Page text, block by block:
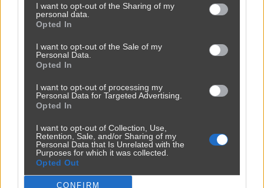
I want to opt-out of the Sharing of my
personal data.
Opted In
I want to opt-out of the Sale of my
Personal Data.
Opted In
I want to opt-out of processing my
Personal Data for Targeted Advertising.
Opted In
I want to opt-out of Collection, Use,
Retention, Sale, and/or Sharing of my
Personal Data that Is Unrelated with the
Purposes for which it was collected.
Opted Out
CONFIRM
Prawdziwy szok
przezTYGRYS-1984— 6 miesięcy temu
Kategoria: 📦Inne